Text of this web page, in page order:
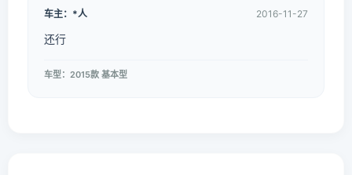
车主：*人 2016-11-27
还行
车型：2015款 基本型